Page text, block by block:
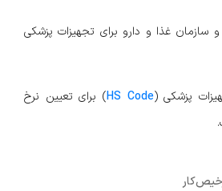
سازمان غذا و دارو برای تجهیزات پزشکی
پزشکی (HS Code) برای تعیین نرخ